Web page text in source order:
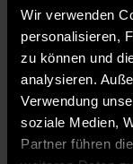
Wir verwenden
personalisieren,
zu können und
analysieren.
Verwendung
soziale Medien,
Partner führen
Auf X teilen
0